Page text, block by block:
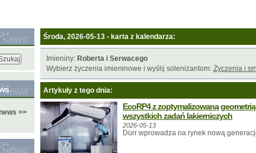
Środa, 2026-05-13 - karta z kalendarza:
Imieniny: Roberta i Serwacego
Wybierz życzenia imieninowe i wyślij solenizantom: Życzenia i
Artykuły z tego dnia:
EcoRP4 z zoptymalizowaną
wszystkich zadań lakierniczych
2026-05-13
Dürr wprowadza na rynek nową
>>